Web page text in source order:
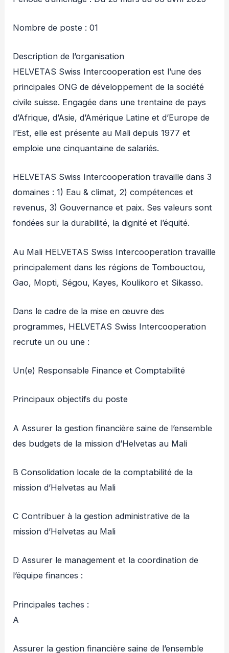
Nombre de poste : 01
Description de l’organisation
HELVETAS Swiss Intercooperation est l’une des
principales ONG de développement de la société
civile suisse. Engagée dans une trentaine de pays
d’Afrique, d’Asie, d’Amérique Latine et d’Europe de
l’Est, elle est présente au Mali depuis 1977 et
emploie une cinquantaine de salariés.
HELVETAS Swiss Intercooperation travaille dans 3
domaines : 1) Eau & climat, 2) compétences et
revenus, 3) Gouvernance et paix. Ses valeurs sont
fondées sur la durabilité, la dignité et l’équité.
Au Mali HELVETAS Swiss Intercooperation travaille
principalement dans les régions de Tombouctou,
Gao, Mopti, Ségou, Kayes, Koulikoro et Sikasso.
Dans le cadre de la mise en œuvre des
programmes, HELVETAS Swiss Intercooperation
recrute un ou une :
Un(e) Responsable Finance et Comptabilité
Principaux objectifs du poste
A Assurer la gestion financière saine de l’ensemble
des budgets de la mission d’Helvetas au Mali
B Consolidation locale de la comptabilité de la
mission d’Helvetas au Mali
C Contribuer à la gestion administrative de la
mission d’Helvetas au Mali
D Assurer le management et la coordination de
l’équipe finances :
Principales taches :
A
Assurer la gestion financière saine de l’ensemble